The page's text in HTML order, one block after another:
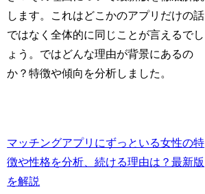
します。これはどこかのアプリだけの話
ではなく全体的に同じことが言えるでし
ょう。ではどんな理由が背景にあるの
か？特徴や傾向を分析しました。
マッチングアプリにずっといる女性の特
徴や性格を分析、続ける理由は？最新版
を解説